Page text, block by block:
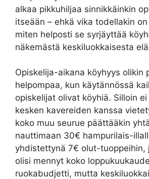
alkaa pikkuhiljaa sinnikkäinkin
itseään – ehkä vika todellakin
miten helposti se syrjäyttää
näkemästä keskiluokkaisesta
Opiskelija-aikana köyhyys olikin
helpompaa, kun käytännössä
opiskelijat olivat köyhiä. Silloin
kesken kavereiden kanssa
koko muu seurue päättääkin
nauttimaan 30€ hampurilais-
yhdistettynä 7€ olut-tuoppeihin,
olisi mennyt koko
ruokabudjetti, mutta